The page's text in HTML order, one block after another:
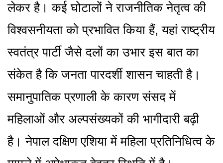
लेकर है। कई घोटालों ने राजनीतिक नेतृत्व की
विश्वसनीयता को प्रभावित किया हैं, यहां राष्ट्रीय
स्वतंत्र पार्टी जैसे दलों का उभार इस बात का
संकेत है कि जनता पारदर्शी शासन चाहती है।
समानुपातिक प्रणाली के कारण संसद में
महिलाओं और अल्पसंख्यकों की भागीदारी बढ़ी
है। नेपाल दक्षिण एशिया में महिला प्रतिनिधित्व के